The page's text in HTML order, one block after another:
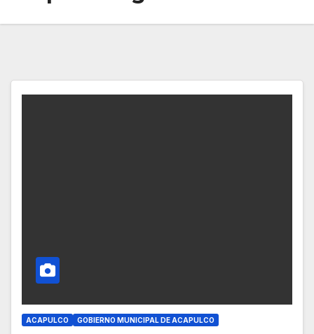
ACAPULCO GOBIERNO MUNICIPAL DE ACAPULCO